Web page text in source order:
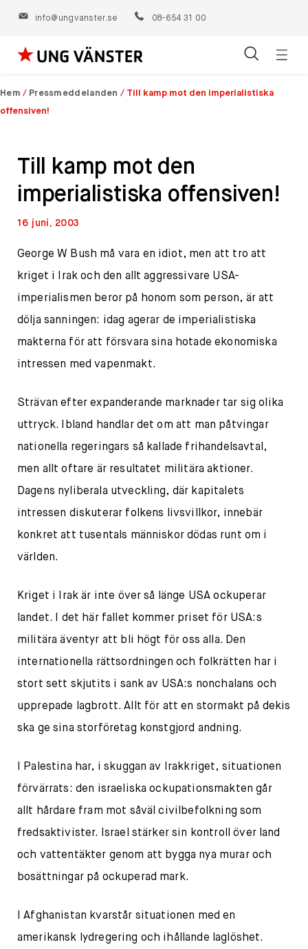
info@ungvanster.se 08-654 31 00
Hoppa
till
innehåll
Hem / Pressmeddelanden / Till kamp mot den imperialistiska
offensiven!
Till kamp mot den
imperialistiska offensiven!
16 juni, 2003
George W Bush må vara en idiot, men att tro att
kriget i Irak och den allt aggressivare USA-
imperialismen beror på honom som person, är att
dölja sanningen: idag agerar de imperialistiska
makterna för att försvara sina hotade ekonomiska
intressen med vapenmakt.
Strävan efter expanderande marknader tar sig olika
uttryck. Ibland handlar det om att man påtvingar
nationella regeringars så kallade frihandelsavtal,
men allt oftare är resultatet militära aktioner.
Dagens nyliberala utveckling, där kapitalets
intressen diskuterar folkens livsvillkor, innebär
konkret att tusentals människor dödas runt om i
världen.
Kriget i Irak är inte över så länge USA ockuperar
landet. I det här fallet kommer priset för USA:s
militära äventyr att bli högt för oss alla. Den
internationella rättsordningen och folkrätten har i
stort sett skjutits i sank av USA:s nonchalans och
upprepade lagbrott. Allt för att en stormakt på dekis
ska ge sina storföretag konstgjord andning.
I Palestina har, i skuggan av Irakkriget, situationen
förvärrats: den israeliska ockupationsmakten går
allt hårdare fram mot såväl civilbefolkning som
fredsaktivister. Israel stärker sin kontroll över land
och vattentäkter genom att bygga nya murar och
bosättningar på ockuperad mark.
I Afghanistan kvarstår situationen med en
amerikansk lydregering och ihållande laglöshet.